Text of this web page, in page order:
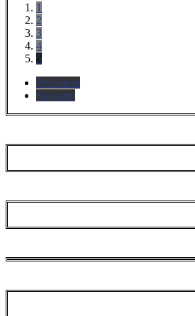
1
2
3
4
5
Précédent
Suivante